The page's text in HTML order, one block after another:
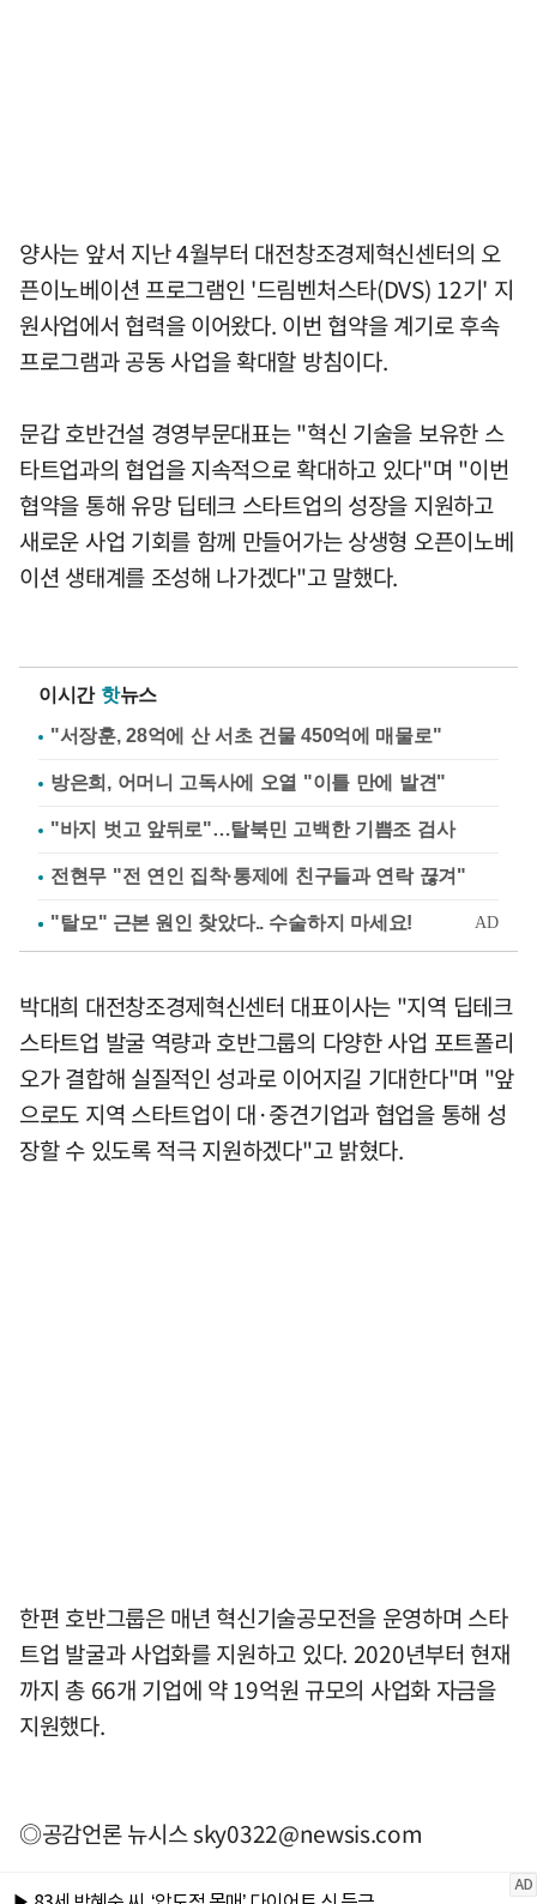
양사는 앞서 지난 4월부터 대전창조경제혁신센터의 오
픈이노베이션 프로그램인 '드림벤처스타(DVS) 12기' 지
원사업에서 협력을 이어왔다. 이번 협약을 계기로 후속
프로그램과 공동 사업을 확대할 방침이다.
문갑 호반건설 경영부문대표는 "혁신 기술을 보유한 스
타트업과의 협업을 지속적으로 확대하고 있다"며 "이번
협약을 통해 유망 딥테크 스타트업의 성장을 지원하고
새로운 사업 기회를 함께 만들어가는 상생형 오픈이노베
이션 생태계를 조성해 나가겠다"고 말했다.
이시간 핫뉴스
"서장훈, 28억에 산 서초 건물 450억에 매물로"
방은희, 어머니 고독사에 오열 "이틀 만에 발견"
"바지 벗고 앞뒤로"…탈북민 고백한 기쁨조 검사
전현무 "전 연인 집착·통제에 친구들과 연락 끊겨"
박대희 대전창조경제혁신센터 대표이사는 "지역 딥테크
스타트업 발굴 역량과 호반그룹의 다양한 사업 포트폴리
오가 결합해 실질적인 성과로 이어지길 기대한다"며 "앞
으로도 지역 스타트업이 대·중견기업과 협업을 통해 성
장할 수 있도록 적극 지원하겠다"고 밝혔다.
한편 호반그룹은 매년 혁신기술공모전을 운영하며 스타
트업 발굴과 사업화를 지원하고 있다. 2020년부터 현재
까지 총 66개 기업에 약 19억원 규모의 사업화 자금을
지원했다.
◎공감언론 뉴시스sky0322@newsis.com